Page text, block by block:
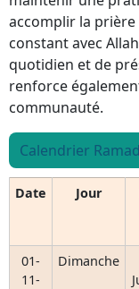
accomplir la
constant avec
quotidien et de
renforce
communauté.
Calendrier
Date Jour
01-
11-
Dimanche